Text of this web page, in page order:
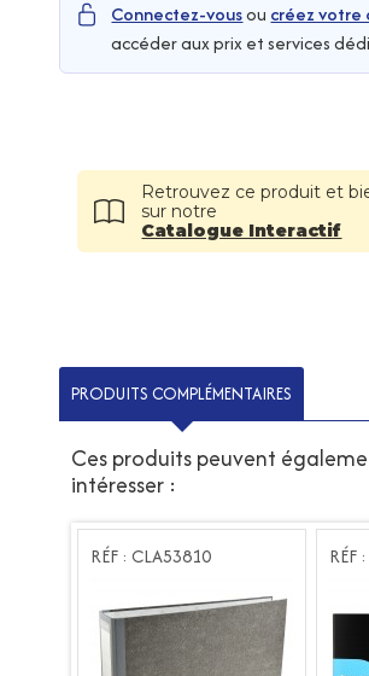
Connectez-vousou créez votre
accéder aux prix et services
Retrouvez ce produit et
sur notre
Catalogue Interactif
PRODUITS COMPLÉMENTAIRES
Ces produits peuvent
intéresser :
RÉF : CLA53810 RÉF